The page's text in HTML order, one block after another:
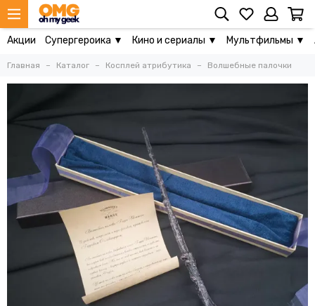
Акции Супергероика ▼ Кино и сериалы ▼ Мультфильмы ▼
Главная Каталог Косплей атрибутика Волшебные палочки